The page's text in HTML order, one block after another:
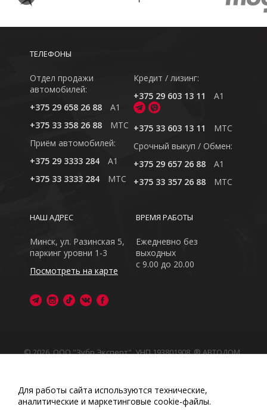
ТЕЛЕФОНЫ
Отдел продажи
автомобилей:
+375 29 658 26 88
A1
+375 33 358 26 88
MTC
Приём автомобилей:
+375 29 3333 284
A1
+375 33 3333 284
MTC
Кредит / лизинг:
+375 29 603 13 11
A1
+375 33 603 13 11
MTC
Cрочный выкуп / Обмен:
+375 29 657 26 88
A1
+375 33 357 26 88
MTC
ВРЕМЯ РАБОТЫ
Ежедневно без
выходных
с 9.00 до 20.00
НАШ АДРЕС
Минск, ул. Разинская 5,
паркинг уровни 1-3
Посмотреть на карте
© 2026, ООО "Зубр Эксперт", УНП 193801908. ® АВТОДОМ
Обращаем Ваше внимание на то, что данный интернет-
сайт носит исключительно информационный характер
Любое использование либо копирование материалов
Для работы сайта используются технические,
аналитические и маркетинговые сооkіе-файлы.